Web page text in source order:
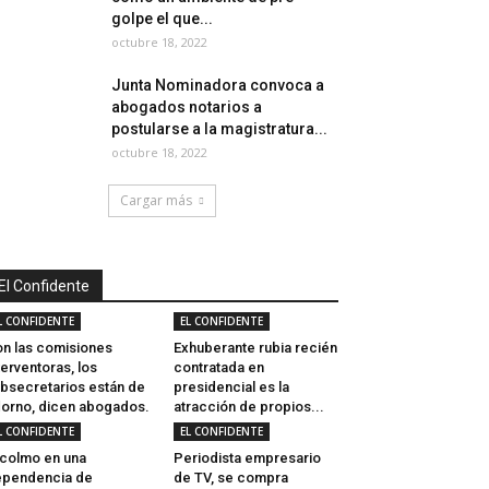
golpe el que...
octubre 18, 2022
Junta Nominadora convoca a
abogados notarios a
postularse a la magistratura...
octubre 18, 2022
Cargar más
El Confidente
CONFIDENTE
las comisiones
los
están de
dicen abogados.
EL CONFIDENTE
Exhuberante rubia recién
contratada en
presidencial es la
atracción de propios...
CONFIDENTE
en una
de
EL CONFIDENTE
Periodista empresario
de TV, se compra